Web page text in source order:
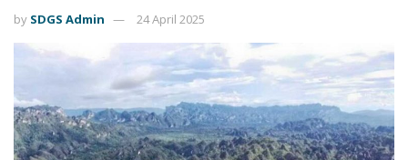
by SDGS Admin 24 April 2025